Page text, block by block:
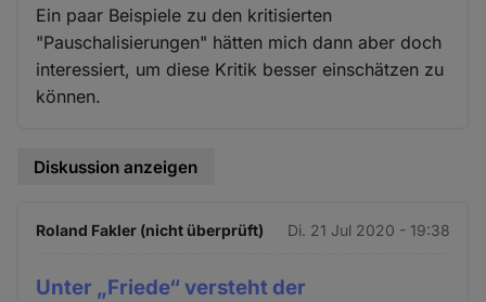
Ein paar Beispiele zu den kritisierten
"Pauschalisierungen" hätten mich dann aber doch
interessiert, um diese Kritik besser einschätzen zu
können.
Diskussion anzeigen
Roland Fakler (nicht überprüft) Di. 21 Jul 2020 - 19:38
Unter „Friede“ versteht der